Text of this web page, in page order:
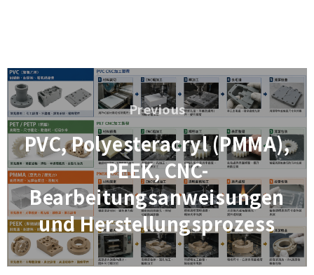
Beitragsnavigation
Previous
Previous
PVC, Polyesteracryl (PMMA),
PEEK, CNC-
Bearbeitungsanweisungen
und Herstellungsprozess